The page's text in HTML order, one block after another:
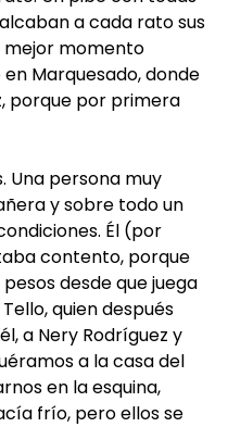
a cada rato sus
mejor momento
Marquesado, donde
porque por primera
Una persona muy
y sobre todo un
Él (por
contento, porque
desde que juega
quien después
a Nery Rodríguez y
a la casa del
en la esquina,
frío, pero ellos se